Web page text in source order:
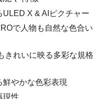
X & AIピクチャー
で人物も自然な色合い
きれいに映る多彩な規格
やかな色彩表現
現性